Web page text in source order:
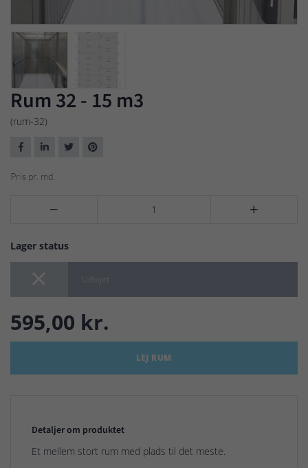
Rum 32 - 15 m3
(rum-32)
Pris pr. md.
 
Lager status
Udlejet
595,00 kr.
LEJ RUM
Detaljer om produktet
Et mellem stort rum med plads til det meste.